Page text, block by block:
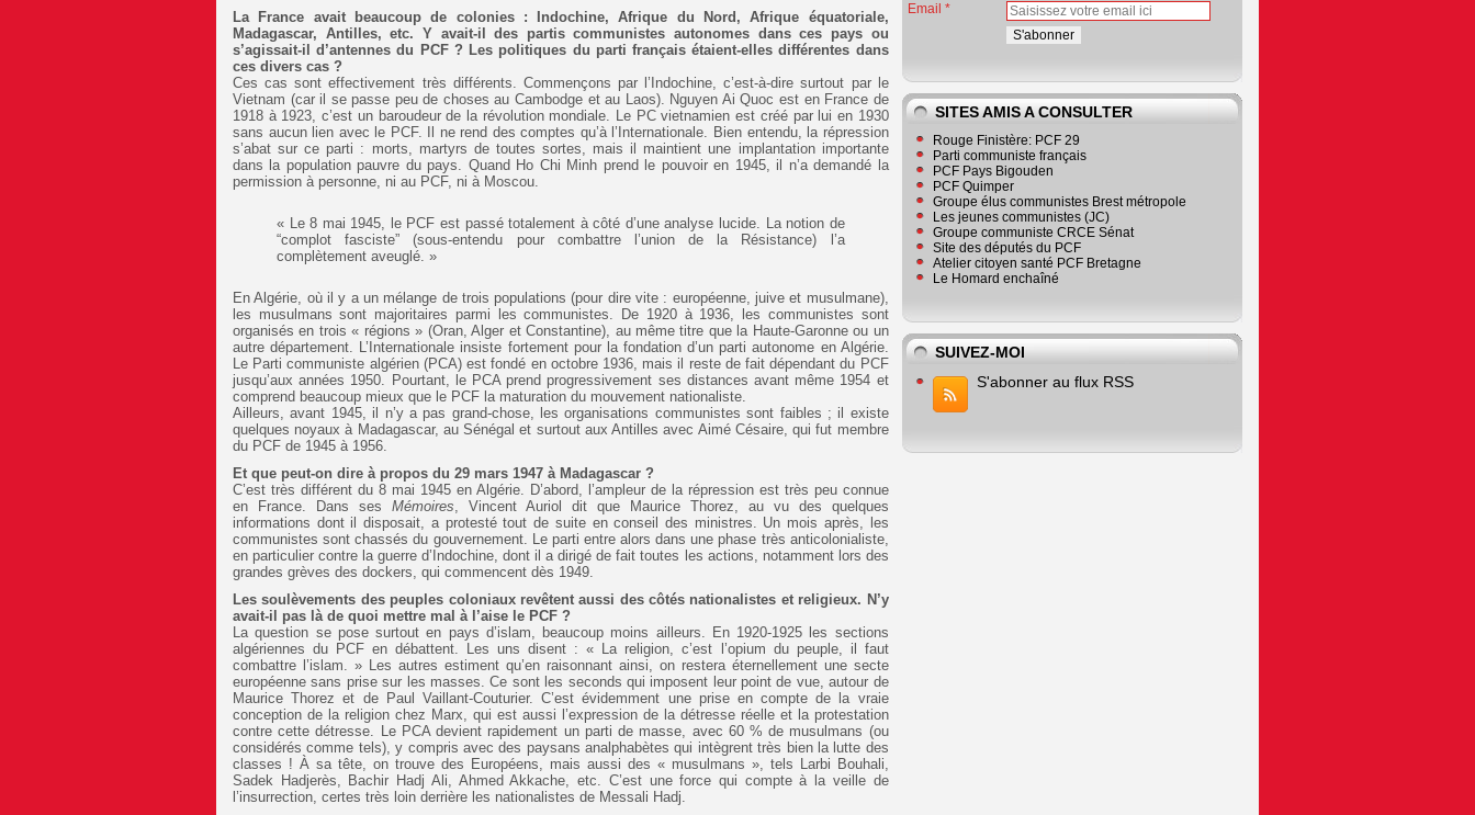
La France avait beaucoup de colonies : Indochine, Afrique du Nord, Afrique équatoriale,
Madagascar, Antilles, etc. Y avait-il des partis communistes autonomes dans ces pays ou
s’agissait-il d’antennes du PCF ? Les politiques du parti français étaient-elles différentes dans
ces divers cas ?
Ces cas sont effectivement très différents. Commençons par l’Indochine, c’est-à-dire surtout par le
Vietnam (car il se passe peu de choses au Cambodge et au Laos). Nguyen Ai Quoc est en France de
1918 à 1923, c’est un baroudeur de la révolution mondiale. Le PC vietnamien est créé par lui en 1930
sans aucun lien avec le PCF. Il ne rend des comptes qu’à l’Internationale. Bien entendu, la répression
s’abat sur ce parti : morts, martyrs de toutes sortes, mais il maintient une implantation importante
dans la population pauvre du pays. Quand Ho Chi Minh prend le pouvoir en 1945, il n’a demandé la
permission à personne, ni au PCF, ni à Moscou.
« Le 8 mai 1945, le PCF est passé totalement à côté d’une analyse lucide. La notion de
“complot fasciste” (sous-entendu pour combattre l’union de la Résistance) l’a
complètement aveuglé. »
En Algérie, où il y a un mélange de trois populations (pour dire vite : européenne, juive et musulmane),
les musulmans sont majoritaires parmi les communistes. De 1920 à 1936, les communistes sont
organisés en trois « régions » (Oran, Alger et Constantine), au même titre que la Haute-Garonne ou un
autre département. L’Internationale insiste fortement pour la fondation d’un parti autonome en Algérie.
Le Parti communiste algérien (PCA) est fondé en octobre 1936, mais il reste de fait dépendant du PCF
jusqu’aux années 1950. Pourtant, le PCA prend progressivement ses distances avant même 1954 et
comprend beaucoup mieux que le PCF la maturation du mouvement nationaliste.
Ailleurs, avant 1945, il n’y a pas grand-chose, les organisations communistes sont faibles ; il existe
quelques noyaux à Madagascar, au Sénégal et surtout aux Antilles avec Aimé Césaire, qui fut membre
du PCF de 1945 à 1956.
Et que peut-on dire à propos du 29 mars 1947 à Madagascar ?
C’est très différent du 8 mai 1945 en Algérie. D’abord, l’ampleur de la répression est très peu connue
en France. Dans ses Mémoires, Vincent Auriol dit que Maurice Thorez, au vu des quelques
informations dont il disposait, a protesté tout de suite en conseil des ministres. Un mois après, les
communistes sont chassés du gouvernement. Le parti entre alors dans une phase très anticolonialiste,
en particulier contre la guerre d’Indochine, dont il a dirigé de fait toutes les actions, notamment lors des
grandes grèves des dockers, qui commencent dès 1949.
Les soulèvements des peuples coloniaux revêtent aussi des côtés nationalistes et religieux. N’y
avait-il pas là de quoi mettre mal à l’aise le PCF ?
La question se pose surtout en pays d’islam, beaucoup moins ailleurs. En 1920-1925 les sections
algériennes du PCF en débattent. Les uns disent : « La religion, c’est l’opium du peuple, il faut
combattre l’islam. » Les autres estiment qu’en raisonnant ainsi, on restera éternellement une secte
européenne sans prise sur les masses. Ce sont les seconds qui imposent leur point de vue, autour de
Maurice Thorez et de Paul Vaillant-Couturier. C’est évidemment une prise en compte de la vraie
conception de la religion chez Marx, qui est aussi l’expression de la détresse réelle et la protestation
contre cette détresse. Le PCA devient rapidement un parti de masse, avec 60 % de musulmans (ou
considérés comme tels), y compris avec des paysans analphabètes qui intègrent très bien la lutte des
classes ! À sa tête, on trouve des Européens, mais aussi des « musulmans », tels Larbi Bouhali,
Sadek Hadjerès, Bachir Hadj Ali, Ahmed Akkache, etc. C’est une force qui compte à la veille de
l’insurrection, certes très loin derrière les nationalistes de Messali Hadj.
Email
SITES AMIS A CONSULTER
Rouge Finistère: PCF 29
Parti communiste français
PCF Pays Bigouden
PCF Quimper
Groupe élus communistes Brest métropole
Les jeunes communistes (JC)
Groupe communiste CRCE Sénat
Site des députés du PCF
Atelier citoyen santé PCF Bretagne
Le Homard enchaîné
SUIVEZ-MOI
S'abonner au flux RSS